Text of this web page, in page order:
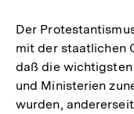
Der
mit der staatlichen
daß die
und Ministerien
wurden,